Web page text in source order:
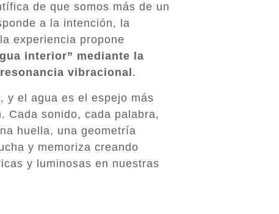
de que somos más de un
a la intención, la
experiencia propone
interior” mediante la
vibracional .
y el agua es el espejo más
Cada sonido, cada palabra,
huella, una geometría
y memoriza creando
y luminosas en nuestras